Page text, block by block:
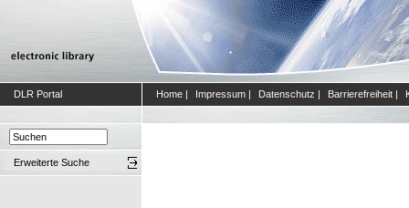
DLR Portal Home | Impressum | Datenschutz | Barrierefreiheit |
Erweiterte Suche